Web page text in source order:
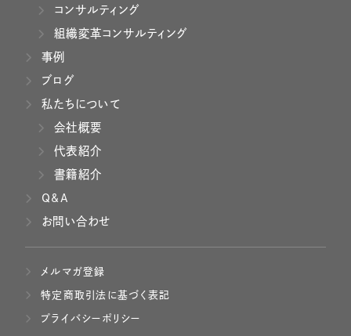
コンサルティング
組織変革コンサルティング
事例
ブログ
私たちについて
会社概要
代表紹介
書籍紹介
Q&A
お問い合わせ
メルマガ登録
特定商取引法に基づく表記
プライバシーポリシー